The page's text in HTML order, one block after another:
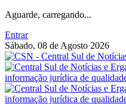
Aguarde, carregando...
Entrar
Sábado, 08 de Agosto 2026